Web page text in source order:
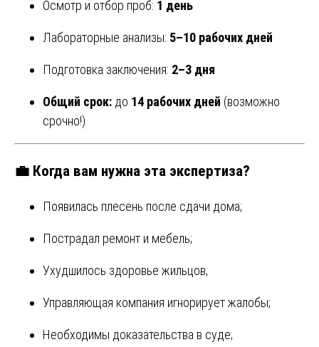
Осмотр и отбор проб: 1 день
Лабораторные анализы: 5–10 рабочих дней
Подготовка заключения: 2–3 дня
Общий срок: до 14 рабочих дней (возможно
срочно!)
💼 Когда вам нужна эта экспертиза?
Появилась плесень после сдачи дома;
Пострадал ремонт и мебель;
Ухудшилось здоровье жильцов;
Управляющая компания игнорирует жалобы;
Необходимы доказательства в суде;